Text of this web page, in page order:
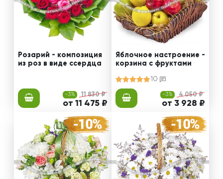
Розарий - композиция
из роз в виде ссердца
-3% 11 830 ₽
от 11 475 ₽
Яблочное настроение -
корзина с фруктами
10
-3% 4 050 ₽
от 3 928 ₽